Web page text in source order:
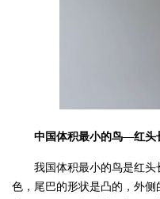
中国体积最小的鸟—红头
我国体积最小的鸟是红
色，尾巴的形状是凸的，外侧